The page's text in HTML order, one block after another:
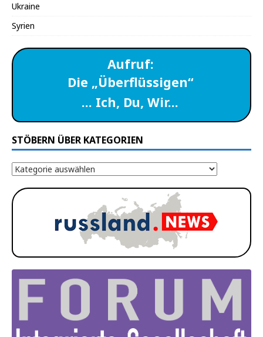
Ukraine
Syrien
Aufruf:
Die „Überflüssigen“
… Ich, Du, Wir…
STÖBERN ÜBER KATEGORIEN